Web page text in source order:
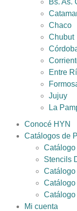
Chaco
Chubut
Entre
Jujuy
La
Conocé HYN
Catálogos de
Stencils
Catálogo
Mi cuenta